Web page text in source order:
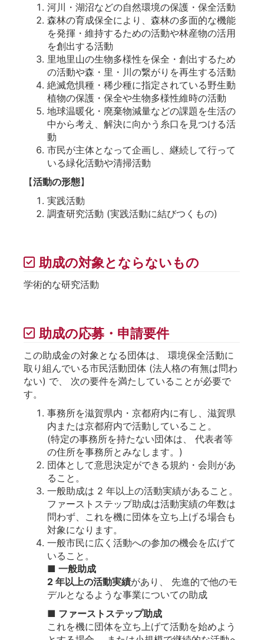
河川・湖沼などの自然環境の保護・保全活動
森林の育成保全により、森林の多面的な機能
を発揮・維持するための活動や林産物の活用
を創出する活動
里地里山の生物多様性を保全・創出するため
の活動や森・里・川の繋がりを再生する活動
絶滅危惧種・稀少種に指定されている野生動
植物の保護・保全や生物多様性維時の活動
地球温暖化・廃棄物減量などの課題を生活の
中から考え、解決に向かう糸口を見つける活
動
市民が主体となって企画し、継続して行って
いる緑化活動や清掃活動
【活動の形態】
実践活動
調査研究活動 (実践活動に結びつくもの)
助成の対象とならないもの
学術的な研究活動
助成の応募・申請要件
この助成金の対象となる団体は、 環境保全活動に
取り組んでいる市民活動団体 (法人格の有無は問わ
ない) で、 次の要件を満たしていることが必要で
す。
事務所を滋賀県内・京都府内に有し、滋賀県
内または京都府内で活動していること。
(特定の事務所を持たない団体は、 代表者等
の住所を事務所とみなします。)
団体として意思決定ができる規約・会則があ
ること。
一般助成は 2 年以上の活動実績があること。
ファーストステップ助成は活動実績の年数は
問わず、これを機に団体を立ち上げる場合も
対象になります。
一般市民に広く活動への参加の機会を広げて
いること。
■ 一般助成
2 年以上の活動実績があり、 先進的で他のモ
デルとなるような事業についての助成
■ ファーストステップ助成
これを機に団体を立ち上げて活動を始めよう